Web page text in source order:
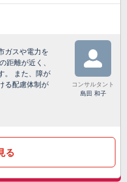
ガスや電力を
距離が近く、
。 また、障が
る配慮体制が
コンサルタント
島田 和子
る